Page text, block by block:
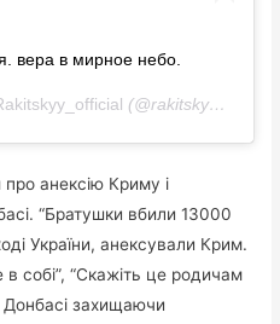
вера в мирное небо.
(@rakitskyy_official) on
анексію Криму і
“Братушки вбили 13000
України, анексували Крим.
собі”, “Скажіть це родичам
Донбасі захищаючи